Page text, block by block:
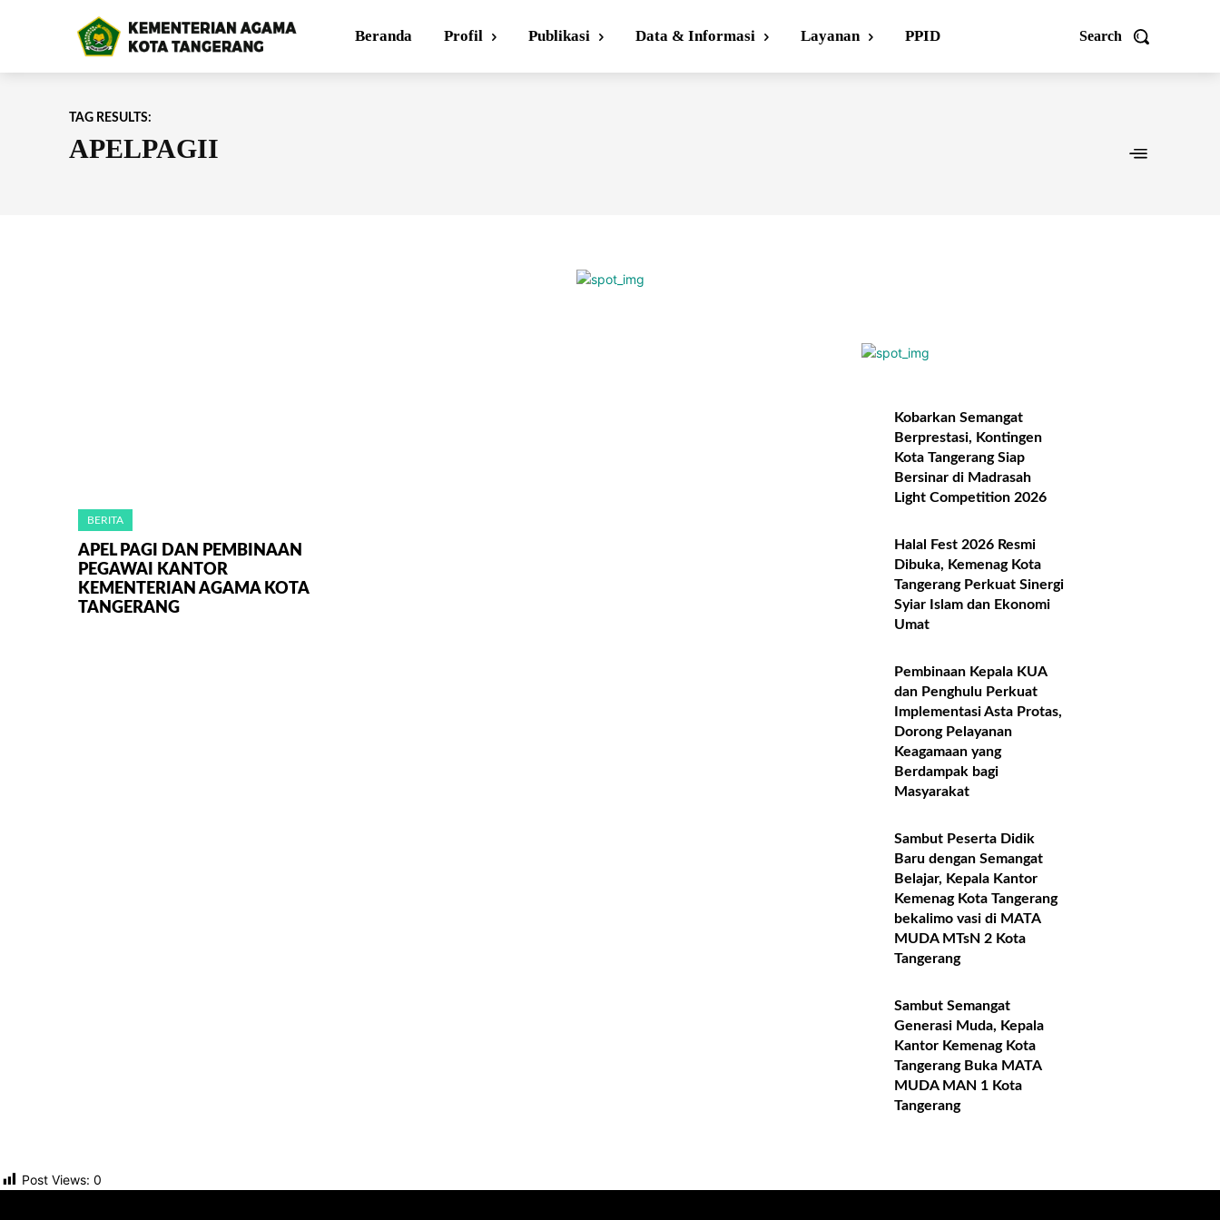
Search
Beranda Profil Publikasi Data & Informasi Layanan PPID
TAG RESULTS:
APELPAGII
BERITA
APEL PAGI DAN PEMBINAAN
PEGAWAI KANTOR
KEMENTERIAN AGAMA KOTA
TANGERANG
Kobarkan Semangat
Berprestasi, Kontingen
Kota Tangerang Siap
Bersinar di Madrasah
Light Competition 2026
Halal Fest 2026 Resmi
Dibuka, Kemenag Kota
Tangerang Perkuat Sinergi
Syiar Islam dan Ekonomi
Umat
Pembinaan Kepala KUA
dan Penghulu Perkuat
Implementasi Asta Protas,
Dorong Pelayanan
Keagamaan yang
Berdampak bagi
Masyarakat
Sambut Peserta Didik
Baru dengan Semangat
Belajar, Kepala Kantor
Kemenag Kota Tangerang
bekalimo vasi di MATA
MUDA MTsN 2 Kota
Tangerang
Sambut Semangat
Generasi Muda, Kepala
Kantor Kemenag Kota
Tangerang Buka MATA
MUDA MAN 1 Kota
Tangerang
Post Views: 0